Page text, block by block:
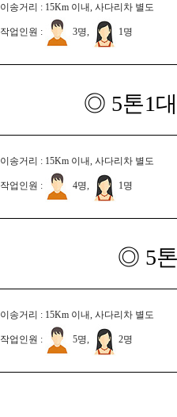
이송거리 : 15Km 이내, 사다리차 별도
작업인원 : 3명, 1명
◎ 5톤1
이송거리 : 15Km 이내, 사다리차 별도
작업인원 : 4명, 1명
◎ 5
이송거리 : 15Km 이내, 사다리차 별도
작업인원 : 5명, 2명